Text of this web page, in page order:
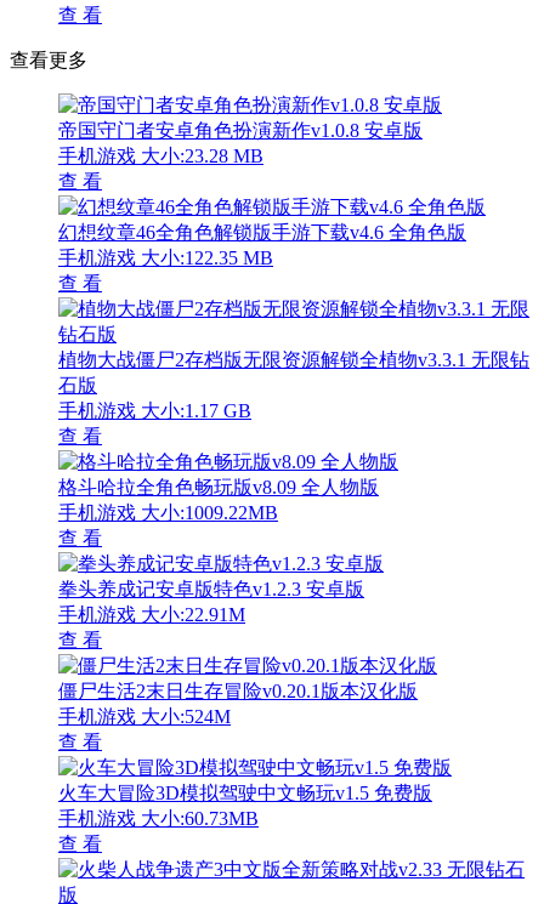
查 看
查看更多
帝国守门者安卓角色扮演新作v1.0.8 安卓版
手机游戏 大小:23.28 MB
查 看
幻想纹章46全角色解锁版手游下载v4.6 全角色版
手机游戏 大小:122.35 MB
查 看
植物大战僵尸2存档版无限资源解锁全植物v3.3.1 无限钻
石版
手机游戏 大小:1.17 GB
查 看
格斗哈拉全角色畅玩版v8.09 全人物版
手机游戏 大小:1009.22MB
查 看
拳头养成记安卓版特色v1.2.3 安卓版
手机游戏 大小:22.91M
查 看
僵尸生活2末日生存冒险v0.20.1版本汉化版
手机游戏 大小:524M
查 看
火车大冒险3D模拟驾驶中文畅玩v1.5 免费版
手机游戏 大小:60.73MB
查 看